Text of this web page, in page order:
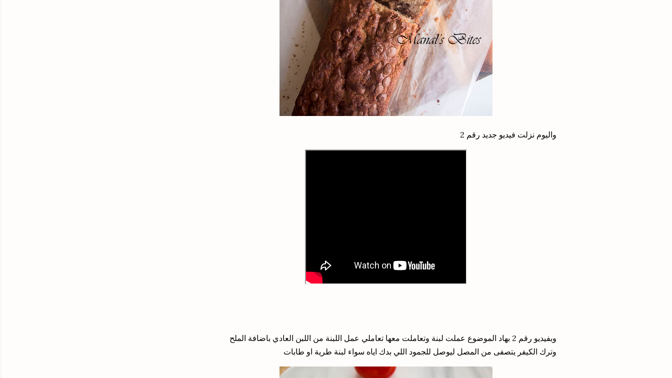
واليوم نزلت فيديو جديد رقم 2
وبفيديو رقم 2 بهاد الموضوع عملت لبنة وتعاملت معها تعاملي عمل اللبنة من اللبن العادي باضافة الملح
وترك الكيفر يتصفى من المصل ليوصل للجمود اللي بدك اياه سواء لبنة طرية او طابات